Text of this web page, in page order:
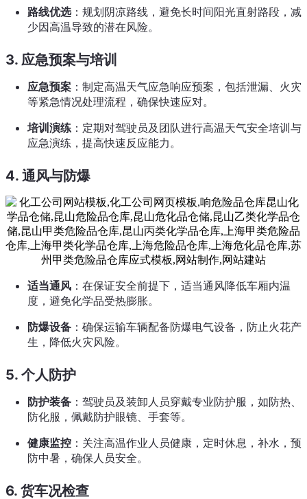
路线优选：规划阴凉路线，避免长时间阳光直射路段，减
少因高温导致的潜在风险。
3. 应急预案与培训
应急预案 ：制定高温天气应急响应预案，包括泄漏、火灾
等紧急情况处理流程，确保快速应对。
培训演练 ：定期对驾驶员及团队进行高温天气安全培训与
应急演练，提高快速反应能力。
4. 通风与防爆
适当通风 ：在保证安全前提下，适当通风降低车厢内温
度，避免化学品受热膨胀。
防爆设备 ：确保运输车辆配备防爆电气设备，防止火花产
生，降低火灾风险。
5. 个人防护
防护装备 ：驾驶员及装卸人员穿戴专业防护服，如防热、
防化服，佩戴防护眼镜、手套等。
健康监控 ：关注高温作业人员健康，定时休息，补水，预
防中暑，确保人员安全。
6. 货车况检查